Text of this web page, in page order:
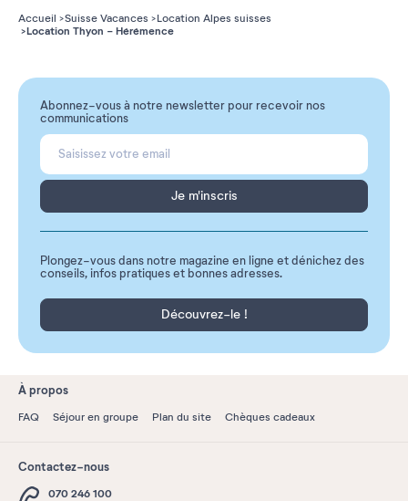
Accueil Suisse Vacances Location Alpes suisses
Location Thyon - Hérémence
Abonnez-vous à notre newsletter pour recevoir nos
communications
Je m'inscris
Plongez-vous dans notre magazine en ligne et dénichez des
conseils, infos pratiques et bonnes adresses.
Découvrez-le !
À propos
FAQ Séjour en groupe Plan du site Chèques cadeaux
Contactez-nous
070 246 100